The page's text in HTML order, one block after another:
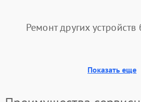
Сбои коммуникаций и интерфейсов
Проблемы с объективом
Экран (дисплей)
Ремонт других
Показать еще